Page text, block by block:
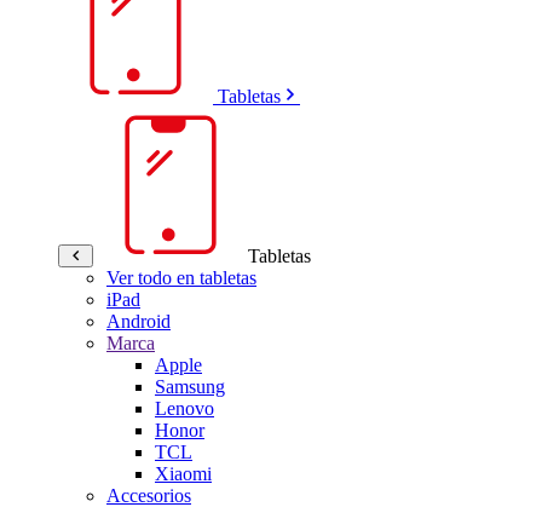
Tabletas
Tabletas
Ver todo en tabletas
iPad
Android
Marca
Apple
Samsung
Lenovo
Honor
TCL
Xiaomi
Accesorios